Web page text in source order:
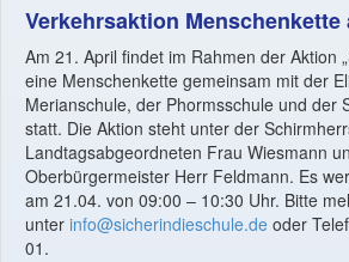
Verkehrsaktion Menschenkette
Am 21. April findet im Rahmen der Aktion
eine Menschenkette gemeinsam mit der
Merianschule, der Phormsschule und der
statt. Die Aktion steht unter der
Landtagsabgeordneten Frau Wiesmann
Oberbürgermeister Herr Feldmann. Es
am 21.04. von 09:00 – 10:30 Uhr. Bitte
unter info@sicherindieschule.de oder
01.